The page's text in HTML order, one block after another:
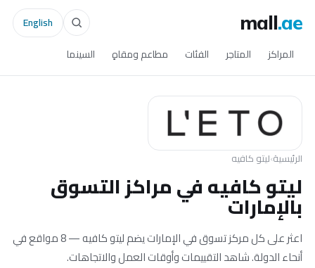
mall.ae
المراكز المتاجر الفئات مطاعم ومقاهٍ السينما
English
الرئيسية›ليتو كافيه
ليتو كافيه في مراكز التسوق
بالإمارات
اعثر على كل مركز تسوق في الإمارات يضم ليتو كافيه — 8 مواقع في
أنحاء الدولة. شاهد التقييمات وأوقات العمل والاتجاهات.